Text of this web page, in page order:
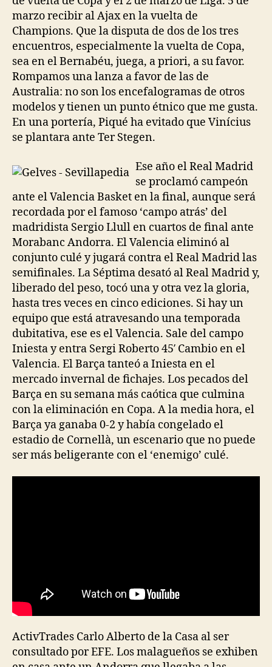
marzo recibir al Ajax en la vuelta de
Champions. Que la disputa de dos de los tres
encuentros, especialmente la vuelta de Copa,
sea en el Bernabéu, juega, a priori, a su favor.
Rompamos una lanza a favor de las de
Australia: no son los encefalogramas de otros
modelos y tienen un punto étnico que me gusta.
En una portería, Piqué ha evitado que Vinícius
se plantara ante Ter Stegen.
Ese año el Real Madrid
se proclamó campeón
ante el Valencia Basket en la final, aunque será
recordada por el famoso ‘campo atrás’ del
madridista Sergio Llull en cuartos de final ante
Morabanc Andorra. El Valencia eliminó al
conjunto culé y jugará contra el Real Madrid las
semifinales. La Séptima desató al Real Madrid y,
liberado del peso, tocó una y otra vez la gloria,
hasta tres veces en cinco ediciones. Si hay un
equipo que está atravesando una temporada
dubitativa, ese es el Valencia. Sale del campo
Iniesta y entra Sergi Roberto 45′ Cambio en el
Valencia. El Barça tanteó a Iniesta en el
mercado invernal de fichajes. Los pecados del
Barça en su semana más caótica que culmina
con la eliminación en Copa. A la media hora, el
Barça ya ganaba 0-2 y había congelado el
estadio de Cornellà, un escenario que no puede
ser más beligerante con el ‘enemigo’ culé.
ActivTrades Carlo Alberto de la Casa al ser
consultado por EFE. Los malagueños se exhiben